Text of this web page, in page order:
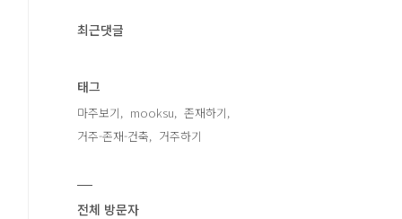
최근댓글
태그
마주보기 mooksu
존재하기
거주-존재-건축
거주하기
전체 방문자